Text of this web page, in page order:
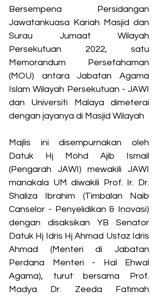
Bersempena Persidangan
Jawatankuasa Kariah Masjid dan
Surau Jumaat Wilayah
Persekutuan 2022, satu
Memorandum Persefahaman
(MOU) antara Jabatan Agama
Islam Wilayah Persekutuan - JAWI
dan Universiti Malaya dimeterai
dengan jayanya di Masjid Wilayah
Majlis ini disempurnakan oleh
Datuk Hj Mohd Ajib Ismail
(Pengarah JAWI) mewakili JAWI
manakala UM diwakili Prof. Ir. Dr.
Shaliza Ibrahim (Timbalan Naib
Canselor - Penyelidikan & Inovasi)
dengan disaksikan YB Senator
Datuk Hj Idris Hj Ahmad Ustaz Idris
Ahmad (Menteri di Jabatan
Perdana Menteri - Hal Ehwal
Agama), turut bersama Prof.
Madya Dr. Zeeda Fatimah